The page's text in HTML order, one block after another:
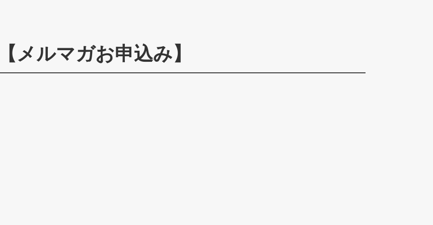
【メルマガお申込み】